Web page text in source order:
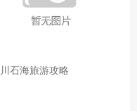
石海旅游攻略